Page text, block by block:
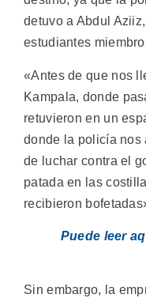
detuvo a Abdul
estudiantes
«Antes de que nos
Kampala, donde
retuvieron en un
donde la policía nos
de luchar contra el
patada en las
recibieron
Puede leer
Sin embargo, la